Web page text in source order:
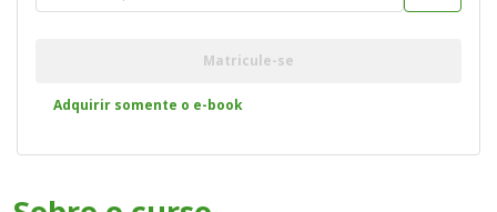
Matricule-se
Adquirir somente o e-book